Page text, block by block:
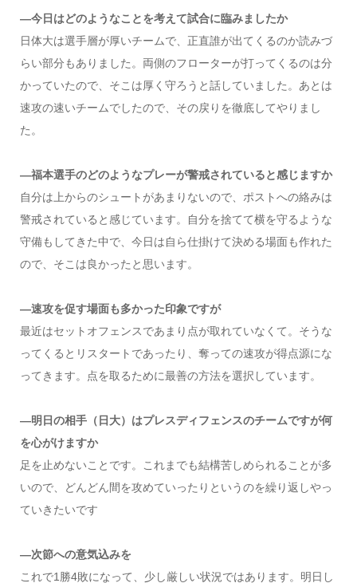
—今日はどのようなことを考えて試合に臨みましたか
日体大は選手層が厚いチームで、正直誰が出てくるのか読みづ
らい部分もありました。両側のフローターが打ってくるのは分
かっていたので、そこは厚く守ろうと話していました。あとは
速攻の速いチームでしたので、その戻りを徹底してやりまし
た。
—福本選手のどのようなプレーが警戒されていると感じますか
自分は上からのシュートがあまりないので、ポストへの絡みは
警戒されていると感じています。自分を捨てて横を守るような
守備もしてきた中で、今日は自ら仕掛けて決める場面も作れた
ので、そこは良かったと思います。
—速攻を促す場面も多かった印象ですが
最近はセットオフェンスであまり点が取れていなくて。そうな
ってくるとリスタートであったり、奪っての速攻が得点源にな
ってきます。点を取るために最善の方法を選択しています。
—明日の相手（日大）はプレスディフェンスのチームですが何
を心がけますか
足を止めないことです。これまでも結構苦しめられることが多
いので、どんどん間を攻めていったりというのを繰り返しやっ
ていきたいです
—次節への意気込みを
これで1勝4敗になって、少し厳しい状況ではあります。明日し